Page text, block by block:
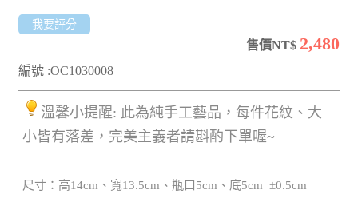
我要評分
售價NT$ 2,480
編號 :OC1030008
溫馨小提醒: 此為純手工藝品，每件花紋、大
小皆有落差，完美主義者請斟酌下單喔~
尺寸：高14cm、寬13.5cm、瓶口5cm、底5cm ±0.5cm